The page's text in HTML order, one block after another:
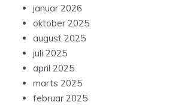
januar 2026
oktober 2025
august 2025
juli 2025
april 2025
marts 2025
februar 2025